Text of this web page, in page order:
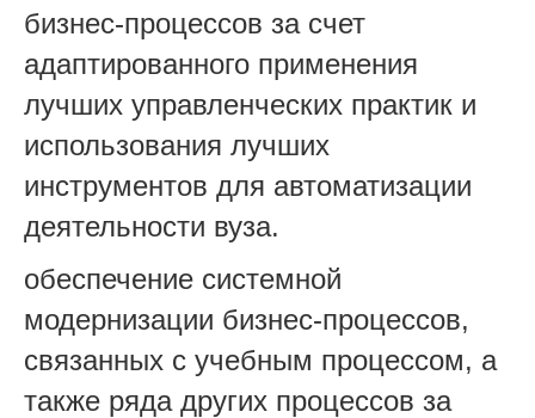
бизнес-процессов за счет
адаптированного применения
лучших управленческих практик и
использования лучших
инструментов для автоматизации
деятельности вуза.
обеспечение системной
модернизации бизнес-процессов,
связанных с учебным процессом, а
также ряда других процессов за